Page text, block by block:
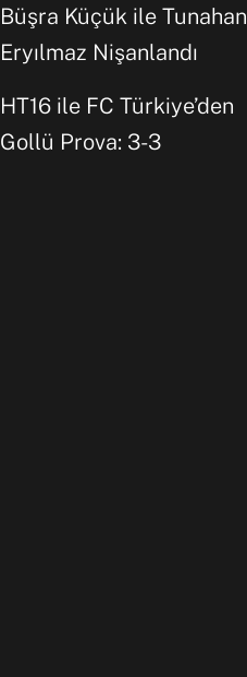
Büşra Küçük ile Tunahan
Eryılmaz Nişanlandı
HT16 ile FC Türkiye’den
Gollü Prova: 3-3